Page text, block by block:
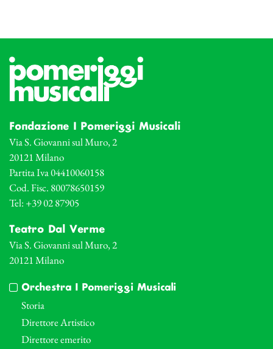
Fondazione I Pomeriggi Musicali
Via S. Giovanni sul Muro, 2
20121 Milano
Partita Iva 04410060158
Cod. Fisc. 80078650159
Tel: +39 02 87905
Teatro Dal Verme
Via S. Giovanni sul Muro, 2
20121 Milano
Orchestra I Pomeriggi Musicali
Storia
Direttore Artistico
Direttore emerito